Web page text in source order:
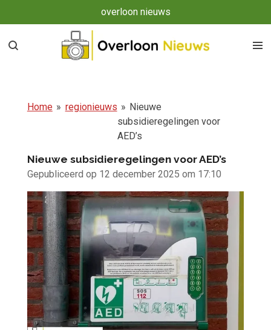
direct
naar
overloon nieuws
Home » regionieuws » Nieuwe
subsidieregelingen voor
AED’s
Nieuwe subsidieregelingen voor AED’s
Gepubliceerd op 12 december 2025 om 17:10